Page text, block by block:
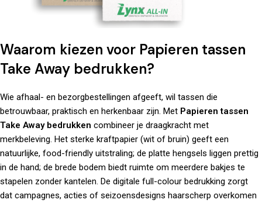
Waarom kiezen voor Papieren tassen
Take Away bedrukken?
Wie afhaal- en bezorgbestellingen afgeeft, wil tassen die
betrouwbaar, praktisch en herkenbaar zijn. Met Papieren tassen
Take Away bedrukken combineer je draagkracht met
merkbeleving. Het sterke kraftpapier (wit of bruin) geeft een
natuurlijke, food-friendly uitstraling; de platte hengsels liggen prettig
in de hand; de brede bodem biedt ruimte om meerdere bakjes te
stapelen zonder kantelen. De digitale full-colour bedrukking zorgt
dat campagnes, acties of seizoensdesigns haarscherp overkomen